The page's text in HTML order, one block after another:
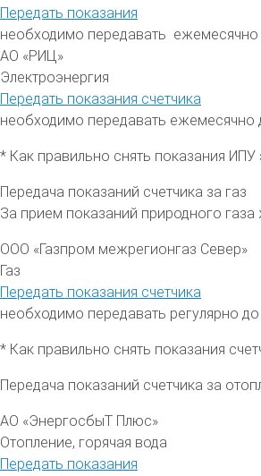
Передать показания
необходимо передавать ежемесячно
АО «РИЦ»
Электроэнергия
Передать показания счетчика
необходимо передавать ежемесячно
* Как правильно снять показания ИПУ
Передача показаний счетчика за газ
За прием показаний природного
ООО «Газпром межрегионгаз Север»
Газ
Передать показания счетчика
необходимо передавать регулярно
* Как правильно снять показания
Передача показаний счетчика за
АО «ЭнергосбыТ Плюс»
Отопление, горячая вода
Передать показания